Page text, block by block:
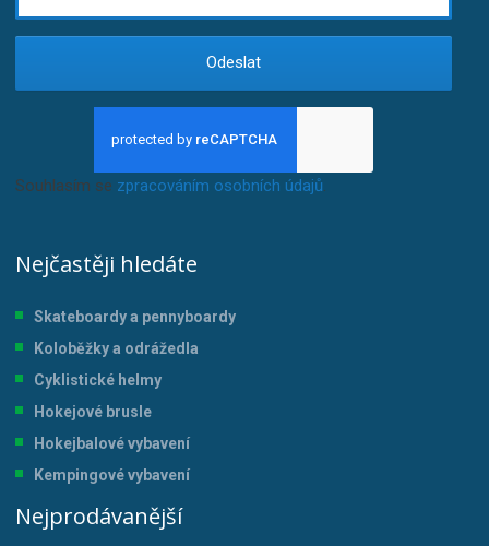
Odeslat
Souhlasím se zpracováním osobních údajů
Nejčastěji hledáte
Skateboardy a pennyboardy
Koloběžky a odrážedla
Cyklistické helmy
Hokejové brusle
Hokejbalové vybavení
Kempingové vybavení
Nejprodávanější